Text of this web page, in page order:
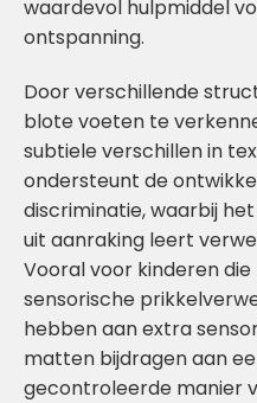
waardevol hulpmiddel
ontspanning.
Door verschillende
blote voeten te
subtiele verschillen in
ondersteunt de
discriminatie, waarbij
uit aanraking leert
Vooral voor kinderen
sensorische
hebben aan extra
matten bijdragen aan
gecontroleerde manier